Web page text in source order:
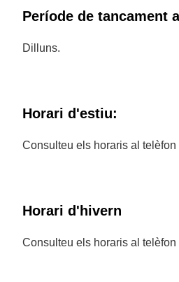
Període de tancament
Dilluns.
Horari d'estiu:
Consulteu els horaris al telèfon
Horari d'hivern
Consulteu els horaris al telèfon